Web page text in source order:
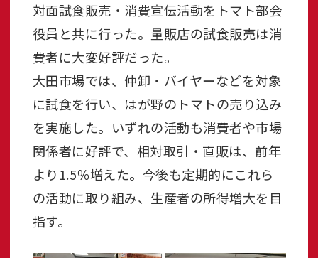
対面試食販売・消費宣伝活動をトマト部会
役員と共に行った。量販店の試食販売は消
費者に大変好評だった。
大田市場では、仲卸・バイヤーなどを対象
に試食を行い、はが野のトマトの売り込み
を実施した。いずれの活動も消費者や市場
関係者に好評で、相対取引・直販は、前年
より1.5％増えた。今後も定期的にこれら
の活動に取り組み、生産者の所得増大を目
指す。